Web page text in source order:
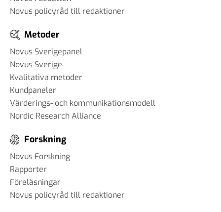
Novus policyråd till redaktioner
Metoder
Novus Sverigepanel
Novus Sverige
Kvalitativa metoder
Kundpaneler
Värderings- och kommunikationsmodell
Nordic Research Alliance
Forskning
Novus Forskning
Rapporter
Föreläsningar
Novus policyråd till redaktioner